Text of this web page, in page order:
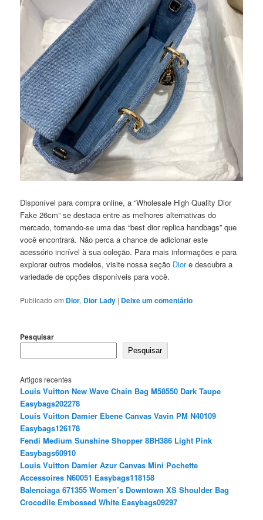
Disponível para compra online, a “Wholesale High Quality Dior
Fake 26cm” se destaca entre as melhores alternativas do
mercado, tornando-se uma das “best dior replica handbags” que
você encontrará. Não perca a chance de adicionar este
acessório incrível à sua coleção. Para mais informações e para
explorar outros modelos, visite nossa seção Diore descubra a
variedade de opções disponíveis para você.
Publicado em Dior, Dior Lady | Deixe um comentário
Pesquisar
Pesquisar
Artigos recentes
Louis Vuitton New Wave Chain Bag M58550 Dark Taupe
Easybags202278
Louis Vuitton Damier Ebene Canvas Vavin PM N40109
Easybags126178
Fendi Medium Sunshine Shopper 8BH386 Light Pink
Easybags60910
Louis Vuitton Damier Azur Canvas Mini Pochette
Accessoires N60051 Easybags118158
Balenciaga 671355 Women’s Downtown XS Shoulder Bag
Crocodile Embossed White Easybags09297